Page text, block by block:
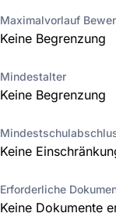
Maximalvorlauf
Keine Begrenzung
Mindestalter
Keine Begrenzung
Keine
Erforderliche
Keine Dokumente